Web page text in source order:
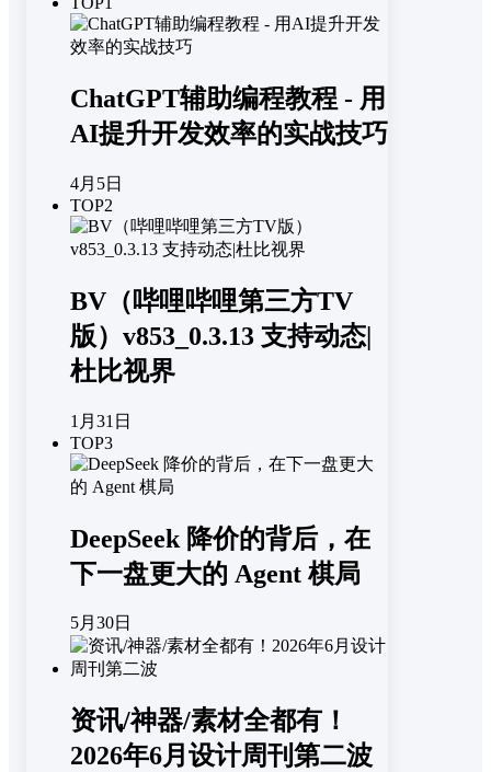
ChatGPT辅助编程教程 - 用
AI提升开发效率的实战技巧
4月5日
TOP2
BV（哔哩哔哩第三方TV
版）v853_0.3.13 支持动态|
杜比视界
1月31日
TOP3
DeepSeek 降价的背后，在
下一盘更大的 Agent 棋局
5月30日
资讯/神器/素材全都有！
2026年6月设计周刊第二波